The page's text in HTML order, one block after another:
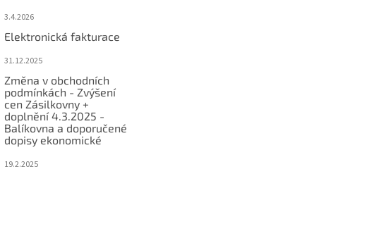
3.4.2026
Elektronická fakturace
31.12.2025
Změna v obchodních
podmínkách - Zvýšení
cen Zásilkovny +
doplnění 4.3.2025 -
Balíkovna a doporučené
dopisy ekonomické
19.2.2025